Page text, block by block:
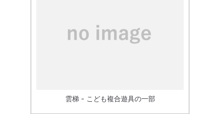
雲梯 - こども複合遊具の一部